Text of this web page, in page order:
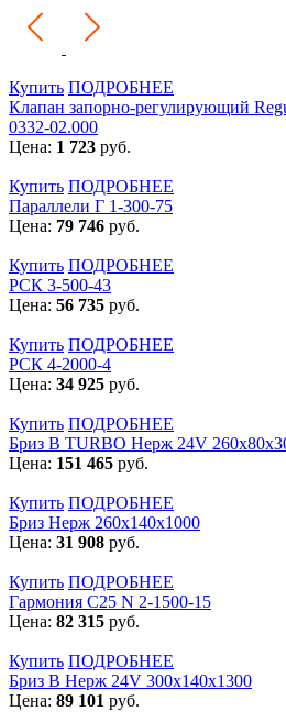
Купить ПОДРОБНЕЕ
Клапан запорно-регулирующий
0332-02.000
Цена: 1 723 руб.
Купить ПОДРОБНЕЕ
Параллели Г 1-300-75
Цена: 79 746 руб.
Купить ПОДРОБНЕЕ
РСК 3-500-43
Цена: 56 735 руб.
Купить ПОДРОБНЕЕ
РСК 4-2000-4
Цена: 34 925 руб.
Купить ПОДРОБНЕЕ
Бриз В TURBO Нерж 24V
Цена: 151 465 руб.
Купить ПОДРОБНЕЕ
Бриз Нерж 260х140х1000
Цена: 31 908 руб.
Купить ПОДРОБНЕЕ
Гармония С25 N 2-1500-15
Цена: 82 315 руб.
Купить ПОДРОБНЕЕ
Бриз В Нерж 24V 300x140x1300
Цена: 89 101 руб.